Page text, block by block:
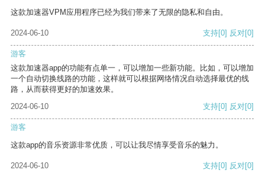
这款加速器VPM应用程序已经为我们带来了无限的隐私和自由。
2024-06-10 支持[0] 反对[0]
游客
这款加速器app的功能有点单一，可以增加一些新功能。比如，可以增加
一个自动切换线路的功能，这样就可以根据网络情况自动选择最优的线
路，从而获得更好的加速效果。
2024-06-10
支持[0] 反对[0]
游客
这款app的音乐资源非常优质，可以让我尽情享受音乐的魅力。
2024-06-10 支持[0] 反对[0]